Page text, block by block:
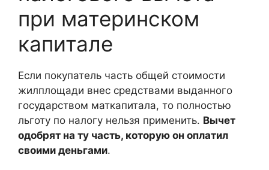
при материнском
капитале
Если покупатель часть общей стоимости
жилплощади внес средствами выданного
государством маткапитала, то полностью
льготу по налогу нельзя применить. Вычет
одобрят на ту часть, которую он оплатил
своими деньгами.